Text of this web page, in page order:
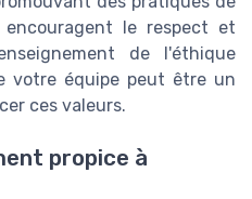
encouragent le respect et
de l'éthique
votre équipe peut être un
ces valeurs.
propice à